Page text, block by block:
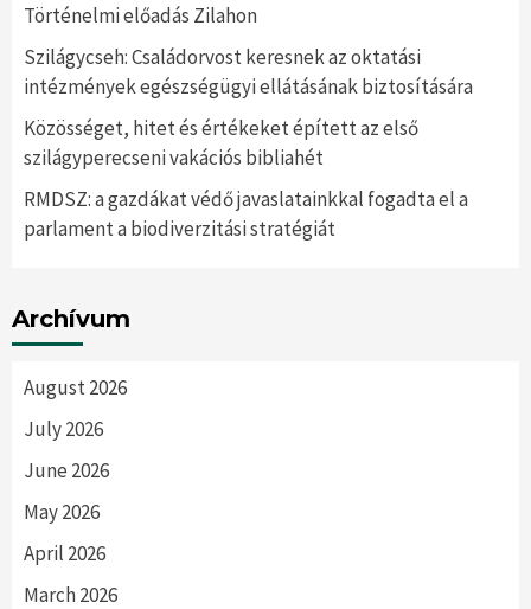
Történelmi előadás Zilahon
Szilágycseh: Családorvost keresnek az oktatási
intézmények egészségügyi ellátásának biztosítására
Közösséget, hitet és értékeket épített az első
szilágyperecseni vakációs bibliahét
RMDSZ: a gazdákat védő javaslatainkkal fogadta el a
parlament a biodiverzitási stratégiát
Archívum
August 2026
July 2026
June 2026
May 2026
April 2026
March 2026